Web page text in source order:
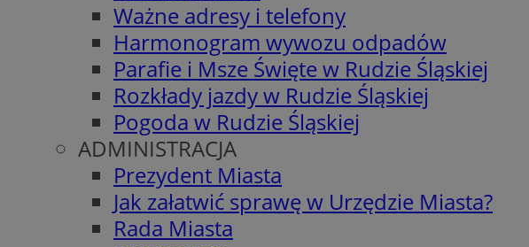
Ważne adresy i telefony
Harmonogram wywozu odpadów
Parafie i Msze Święte w Rudzie Śląskiej
Rozkłady jazdy w Rudzie Śląskiej
Pogoda w Rudzie Śląskiej
ADMINISTRACJA
Prezydent Miasta
Jak załatwić sprawę w Urzędzie Miasta?
Rada Miasta